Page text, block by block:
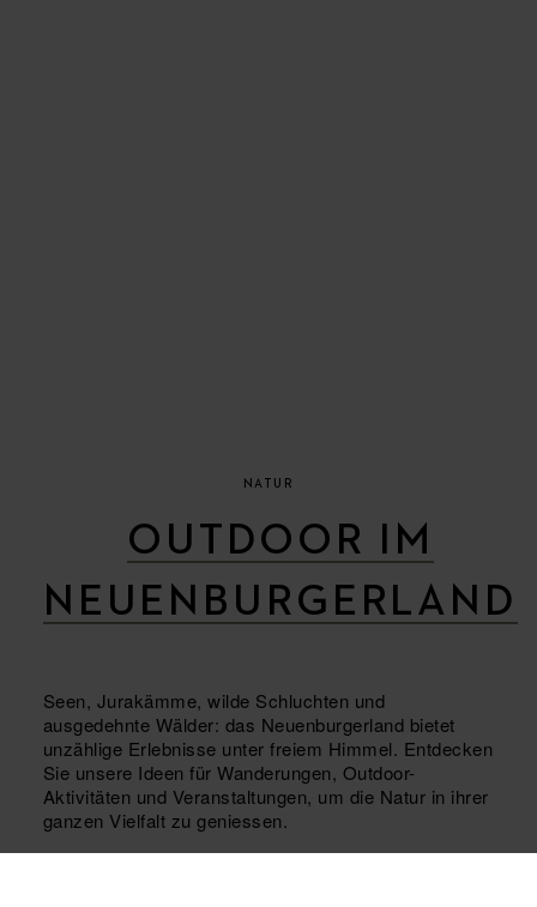
NATUR
OUTDOOR IM
NEUENBURGERLAND
Seen, Jurakämme, wilde Schluchten und
ausgedehnte Wälder: das Neuenburgerland bietet
unzählige Erlebnisse unter freiem Himmel. Entdecken
Sie unsere Ideen für Wanderungen, Outdoor-
Aktivitäten und Veranstaltungen, um die Natur in ihrer
ganzen Vielfalt zu geniessen.